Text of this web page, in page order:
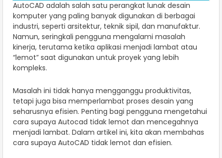
AutoCAD adalah salah satu perangkat lunak desain
komputer yang paling banyak digunakan di berbagai
industri, seperti arsitektur, teknik sipil, dan manufaktur.
Namun, seringkali pengguna mengalami masalah
kinerja, terutama ketika aplikasi menjadi lambat atau
“lemot” saat digunakan untuk proyek yang lebih
kompleks.
Masalah ini tidak hanya mengganggu produktivitas,
tetapi juga bisa memperlambat proses desain yang
seharusnya efisien. Penting bagi pengguna mengetahui
cara supaya Autocad tidak lemot dan mencegahnya
menjadi lambat. Dalam artikel ini, kita akan membahas
cara supaya AutoCAD tidak lemot dan efisien.